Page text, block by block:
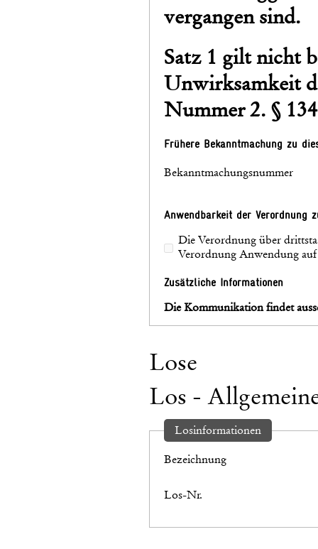
vergangen sind.
Satz 1 gilt nicht
Unwirksamkeit
Nummer 2. §
Frühere Bekanntmachung zu
Bekanntmachungsnummer
Anwendbarkeit der Verordnung
Die Verordnung über
Verordnung Anwendung auf
Zusätzliche Informationen
Die Kommunikation findet
Lose
Los -
Losinformationen
Bezeichnung
Los-Nr.